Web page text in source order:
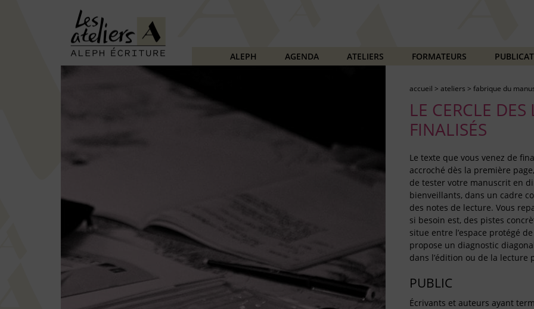
ALEPH AGENDA ATELIERS FORMATEURS
accueil > ateliers > fabrique du
LE CERCLE
FINALISÉS
Le texte que vous venez de
accroché dès la première
de tester votre manuscrit en
bienveillants, dans un cadre
des notes de lecture. Vous
si besoin est, des pistes
situe entre l’espace protégé
propose un diagnostic
dans l’édition ou de la lecture
PUBLIC
Écrivants et auteurs ayant